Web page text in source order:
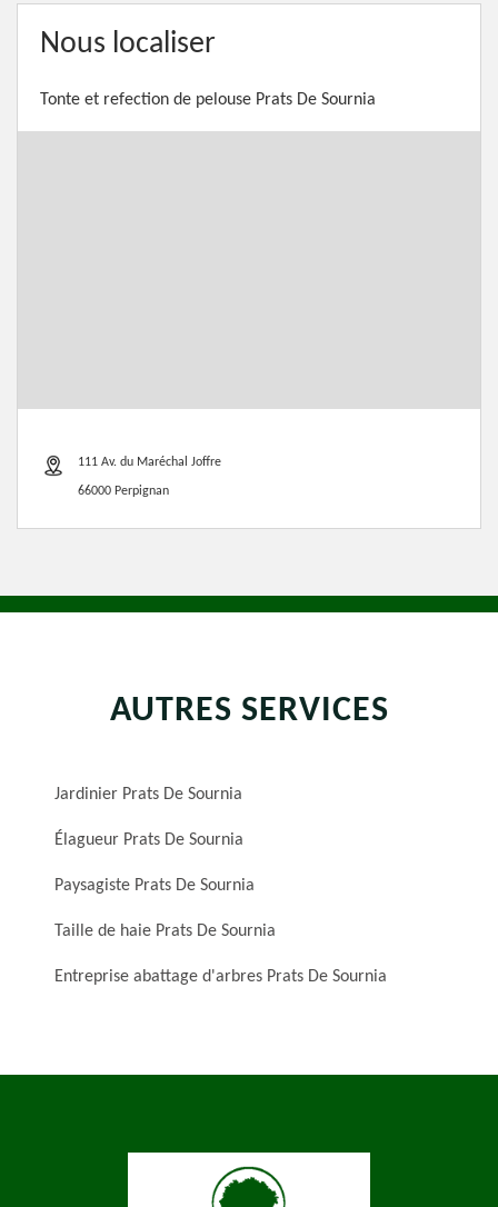
Nous localiser
Tonte et refection de pelouse Prats De Sournia
111 Av. du Maréchal Joffre
66000 Perpignan
AUTRES SERVICES
Jardinier Prats De Sournia
Élagueur Prats De Sournia
Paysagiste Prats De Sournia
Taille de haie Prats De Sournia
Entreprise abattage d'arbres Prats De Sournia